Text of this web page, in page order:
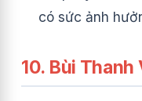
có sức ảnh
10. Bùi Thanh